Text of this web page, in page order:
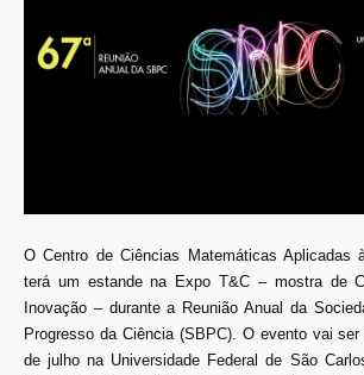
O Centro de Ciências Matemáticas Aplicadas
terá um estande na Expo T&C – mostra de
Inovação – durante a Reunião Anual da
Progresso da Ciência (SBPC). O evento vai
de julho na Universidade Federal de São